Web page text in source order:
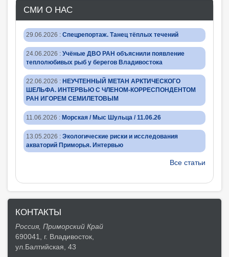
СМИ О НАС
29.06.2026 : Спецрепортаж. Танец тёплых течений
24.06.2026 : Учёные ДВО РАН объяснили появление
теплолюбивых рыб у берегов Владивостока
22.06.2026 : НЕУЧТЕННЫЙ МЕТАН АРКТИЧЕСКОГО
ШЕЛЬФА. ИНТЕРВЬЮ С ЧЛЕНОМ-КОРРЕСПОНДЕНТОМ
РАН ИГОРЕМ СЕМИЛЕТОВЫМ
11.06.2026 : Морская / Мыс Шульца / 11.06.26
13.05.2026 : Экологические риски и исследования
акваторий Приморья. Интервью
Все статьи
КОНТАКТЫ
Россия, Приморский Край
690041, г. Владивосток,
ул.Балтийская, 43